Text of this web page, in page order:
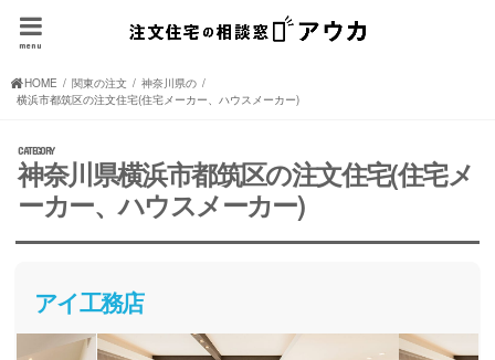
menu
HOME 関東の注文住宅(住宅メーカー、ハウスメーカー)
神奈川県の注文住宅(住宅メーカー、ハウスメーカー)
横浜市都筑区の注文住宅(住宅メーカー、ハウスメーカー)
神奈川県横浜市都筑区の注文住宅(住宅メ
ーカー、ハウスメーカー)
アイ工務店